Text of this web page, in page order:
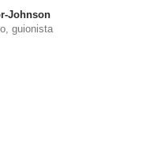
Johnson
guionista